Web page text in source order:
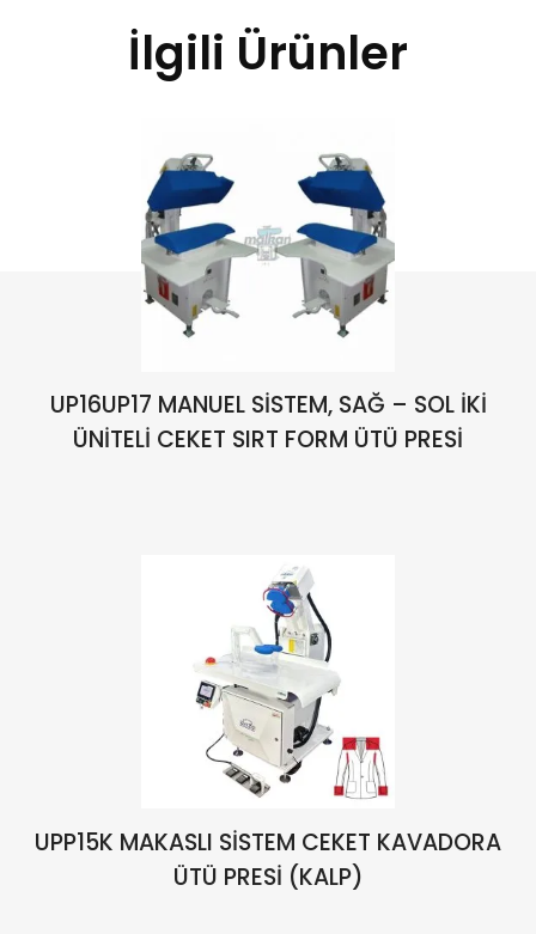
İlgili Ürünler
UP16UP17 MANUEL SİSTEM, SAĞ – SOL İKİ
ÜNİTELİ CEKET SIRT FORM ÜTÜ PRESİ
UPP15K MAKASLI SİSTEM CEKET KAVADORA
ÜTÜ PRESİ (KALP)